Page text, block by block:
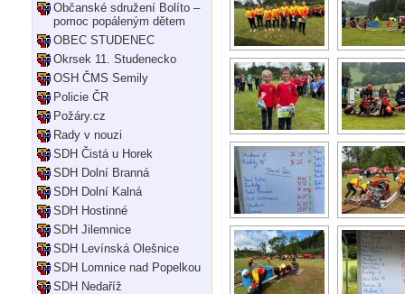
Občanské sdružení Bolíto –
pomoc popáleným dětem
OBEC STUDENEC
Okrsek 11. Studenecko
OSH ČMS Semily
Policie ČR
Požáry.cz
Rady v nouzi
SDH Čistá u Horek
SDH Dolní Branná
SDH Dolní Kalná
SDH Hostinné
SDH Jilemnice
SDH Levínská Olešnice
SDH Lomnice nad Popelkou
SDH Nedaříž